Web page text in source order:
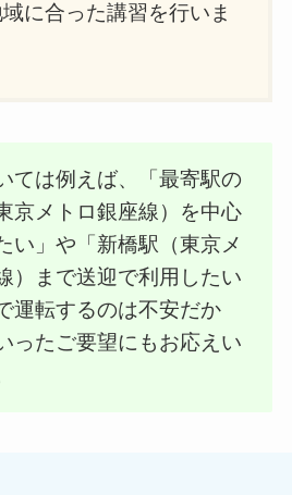
に合った講習を行いま
ては例えば、「最寄駅の
京メトロ銀座線）を中心
い」や「新橋駅（東京メ
）まで送迎で利用したい
運転するのは不安だか
ったご要望にもお応えい